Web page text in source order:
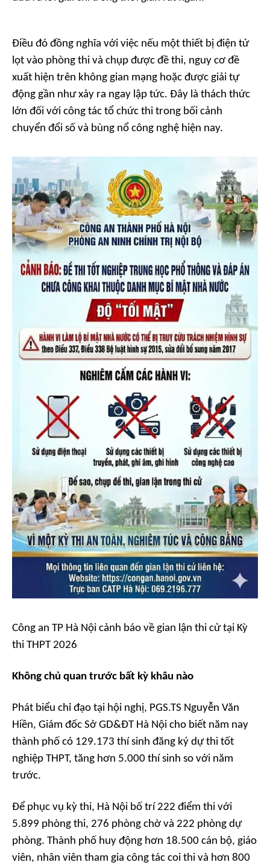
Điều đó đồng nghĩa với việc nếu một thiết bị điện tử
lọt vào phòng thi và chụp được đề thi, nguy cơ đề
xuất hiện trên không gian mạng hoặc được giải tự
động gần như xảy ra ngay lập tức. Đây là thách thức
lớn đối với công tác tổ chức thi trong bối cảnh
chuyển đổi số và bùng nổ công nghệ hiện nay.
Công an TP Hà Nội cảnh báo về gian lận thi cử tại Kỳ
thi THPT 2026
Không chủ quan trước bất kỳ khâu nào
Phát biểu chỉ đạo tại hội nghị, PGS.TS Nguyễn Văn
Hiền, Giám đốc Sở GD&ĐT Hà Nội cho biết năm nay
thành phố có 129.173 thí sinh đăng ký dự thi tốt
nghiệp THPT, tăng hơn 5.000 thí sinh so với năm
trước.
Để phục vụ kỳ thi, Hà Nội bố trí 222 điểm thi với
5.899 phòng thi, 276 phòng chờ và 222 phòng dự
phòng. Thành phố huy động hơn 18.500 cán bộ, giáo
viên, nhân viên tham gia công tác coi thi và hơn 800